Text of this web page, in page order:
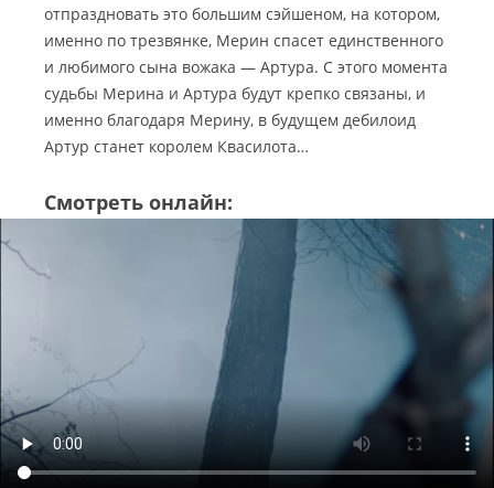
отпраздновать это большим сэйшеном, на котором,
именно по трезвянке, Мерин спасет единственного
и любимого сына вожака — Артура. С этого момента
судьбы Мерина и Артура будут крепко связаны, и
именно благодаря Мерину, в будущем дебилоид
Артур станет королем Квасилота…
Смотреть онлайн: